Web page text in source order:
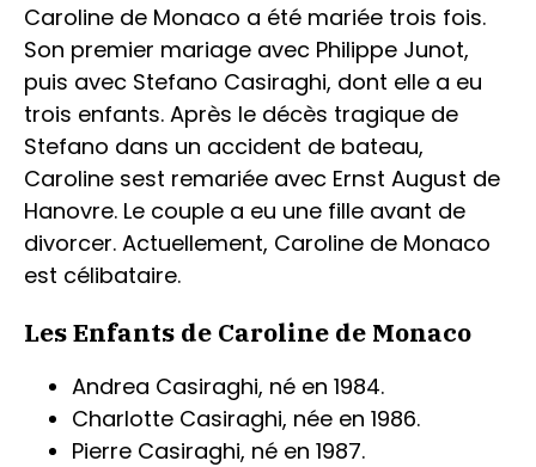
Caroline de Monaco a été mariée trois fois.
Son premier mariage avec Philippe Junot,
puis avec Stefano Casiraghi, dont elle a eu
trois enfants. Après le décès tragique de
Stefano dans un accident de bateau,
Caroline sest remariée avec Ernst August de
Hanovre. Le couple a eu une fille avant de
divorcer. Actuellement, Caroline de Monaco
est célibataire.
Les Enfants de Caroline de Monaco
Andrea Casiraghi, né en 1984.
Charlotte Casiraghi, née en 1986.
Pierre Casiraghi, né en 1987.